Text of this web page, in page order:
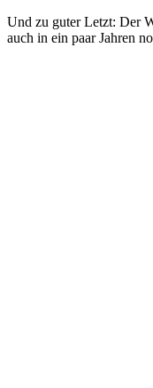
Und zu guter Letzt: Der
auch in ein paar Jahren